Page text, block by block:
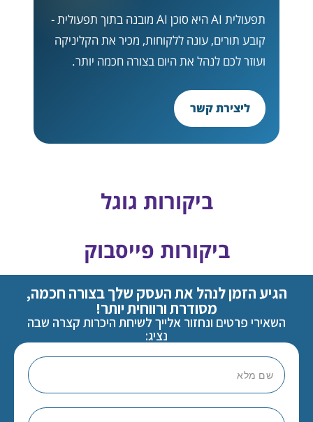
תפעולית AI היא סוכן AI מובנה בתוך תפעולית -
קובע תורים, עונה ללקוחות, מכיר את הקליניקה
ועוזר לכם לנהל את היום בצורה חכמה יותר.
ליצירת קשר
ביקורות גוגל
ביקורות פייסבוק
הגיע הזמן לנהל את העסק שלך בצורה חכמה,
מסודרת ורווחית יותר!
השאירי פרטים ונחזור אלייך לשיחת היכרות קצרה שבה
נציג: